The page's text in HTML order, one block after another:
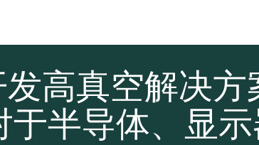
发高真空解决
于半导体、显